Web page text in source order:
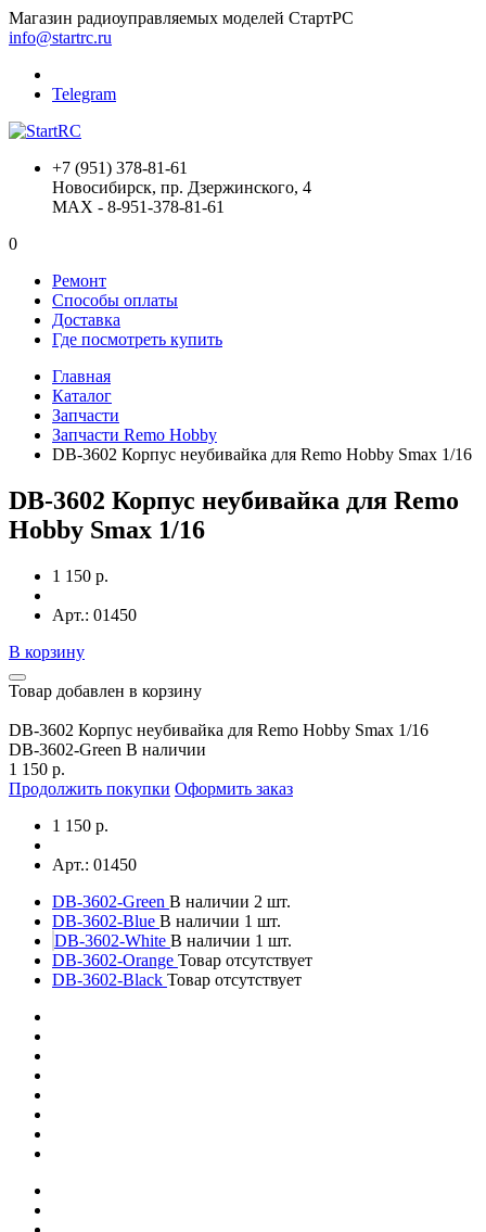
Магазин радиоуправляемых моделей СтартРС
info@startrc.ru
Telegram
+7 (951) 378-81-61
Новосибирск, пр. Дзержинского, 4
MAX - 8-951-378-81-61
0
Ремонт
Способы оплаты
Доставка
Где посмотреть купить
Главная
Каталог
Запчасти
Запчасти Remo Hobby
DB-3602 Корпус неубивайка для Remo Hobby Smax 1/16
DB-3602 Корпус неубивайка для Remo
Hobby Smax 1/16
1 150 р.
Арт.: 01450
В корзину
Товар добавлен в корзину
DB-3602 Корпус неубивайка для Remo Hobby Smax 1/16
DB-3602-Green В наличии
1 150 р.
Продолжить покупки Оформить заказ
1 150 р.
Арт.: 01450
DB-3602-Green В наличии 2 шт.
DB-3602-Blue В наличии 1 шт.
DB-3602-White В наличии 1 шт.
DB-3602-Orange Товар отсутствует
DB-3602-Black Товар отсутствует